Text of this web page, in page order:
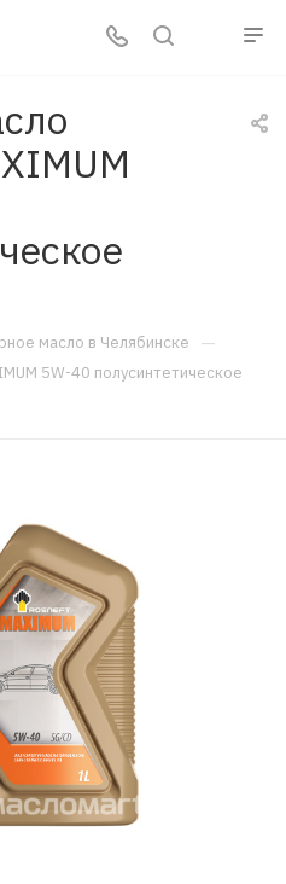
масло в Челябинске —
5W-40 полусинтетическое